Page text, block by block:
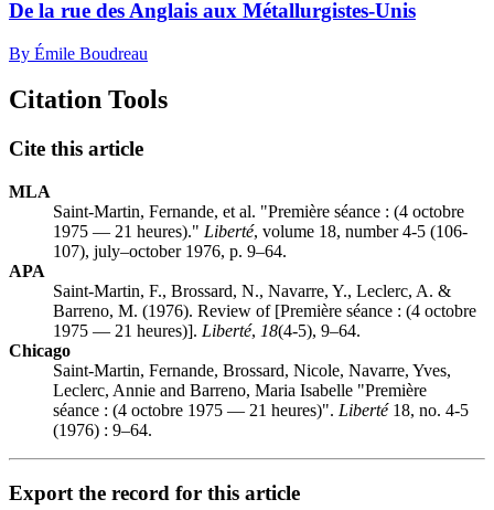
De la rue des Anglais aux Métallurgistes-Unis
By Émile Boudreau
Citation Tools
Cite this article
MLA
Saint-Martin, Fernande, et al. "Première séance : (4 octobre
1975 — 21 heures)." Liberté, volume 18, number 4-5 (106-
107), july–october 1976, p. 9–64.
APA
Saint-Martin, F., Brossard, N., Navarre, Y., Leclerc, A. &
Barreno, M. (1976). Review of [Première séance : (4 octobre
1975 — 21 heures)]. Liberté, 18(4-5), 9–64.
Chicago
Saint-Martin, Fernande, Brossard, Nicole, Navarre, Yves,
Leclerc, Annie and Barreno, Maria Isabelle "Première
séance : (4 octobre 1975 — 21 heures)". Liberté18, no. 4-5
(1976) : 9–64.
Export the record for this article